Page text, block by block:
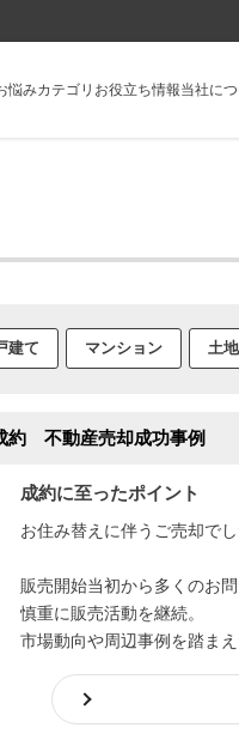
悩みカテゴリ お役立ち情報当社に
建て マンション 土地
約 不動産売却成功事例
成約に至ったポイント
お住み替えに伴うご売却でし
販売開始当初から多くのお
慎重に販売活動を継続。
市場動向や周辺事例を踏ま